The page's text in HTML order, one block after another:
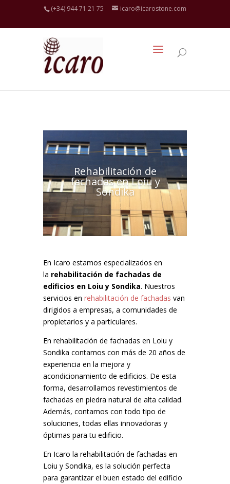
(+34) 944 71 21 75 icaro@icarostone.com
Rehabilitación de
fachadas en Loiu y
Sondika
En Icaro estamos especializados en
la rehabilitación de fachadas de
edificios en Loiu y Sondika. Nuestros
servicios en rehabilitación de fachadas van
dirigidos a empresas, a comunidades de
propietarios y a particulares.
En rehabilitación de fachadas en Loiu y
Sondika contamos con más de 20 años de
experiencia en la mejora y
acondicionamiento de edificios. De esta
forma, desarrollamos revestimientos de
fachadas en piedra natural de alta calidad.
Además, contamos con todo tipo de
soluciones, todas ellas innovadoras y
óptimas para tu edificio.
En Icaro la rehabilitación de fachadas en
Loiu y Sondika, es la solución perfecta
para garantizar el buen estado del edificio